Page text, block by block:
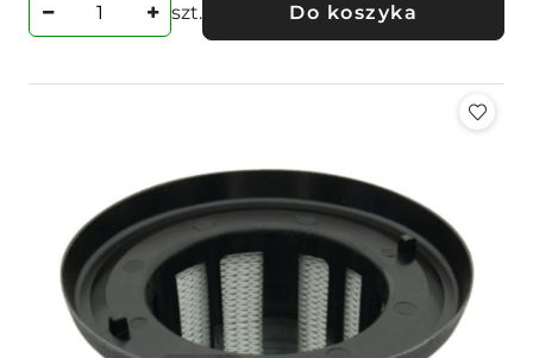
szt. Do koszyka